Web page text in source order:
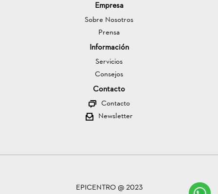
Empresa
Sobre Nosotros
Prensa
Información
Servicios
Consejos
Contacto
Contacto
Newsletter
EPICENTRO @ 2023